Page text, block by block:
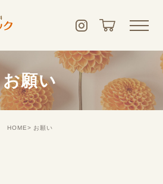
お願い
HOME お願い